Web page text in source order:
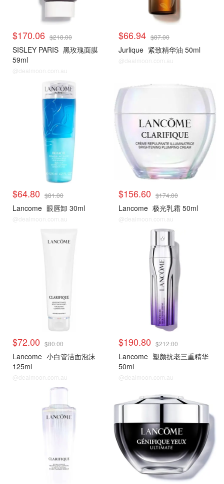
$170.06 $218.00
SISLEY PARIS 黑玫瑰面膜
59ml
@dealmoon.com.au
$66.94 $87.00
Jurlique 紧致精华油 50ml
@dealmoon.com.au
$64.80 $81.00
Lancome 眼唇卸 30ml
@dealmoon.com.au
$156.60 $174.00
Lancome 极光乳霜 50ml
@dealmoon.com.au
$72.00 $80.00
Lancome 小白管洁面泡沫
125ml
@dealmoon.com.au
$190.80 $212.00
Lancome 塑颜抗老三重精华
50ml
@dealmoon.com.au